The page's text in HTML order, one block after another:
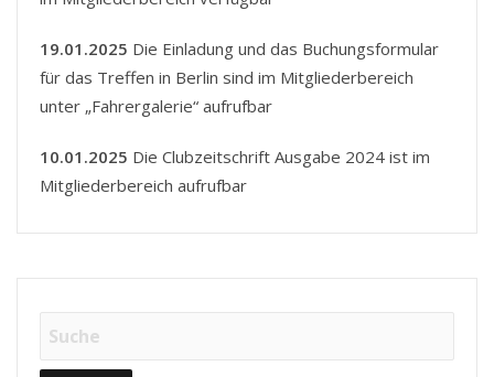
19.01.2025 Die Einladung und das Buchungsformular
für das Treffen in Berlin sind im Mitgliederbereich
unter „Fahrergalerie“ aufrufbar
10.01.2025 Die Clubzeitschrift Ausgabe 2024 ist im
Mitgliederbereich aufrufbar